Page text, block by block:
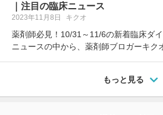
｜注目の臨床ニュース
2023年11月8日 キクオ
薬剤師必見！10/31～11/6の新着臨床ダ
ニュースの中から、薬剤師ブロガーキク
もっと見る